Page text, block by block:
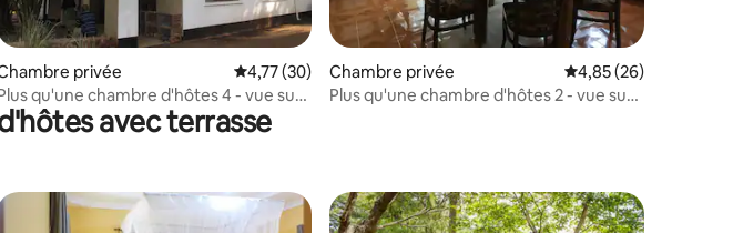
sur 5
privée Évaluation moyenne sur la base de 30 commentaires : 4,77 sur 5
4,77 (30)
qu'une chambre d'hôtes 4 - vue sur
Chambre privée Évaluation moyenne
4,85 (26)
Plus qu'une chambre d'hôtes 2 - vue sur
avec terrasse